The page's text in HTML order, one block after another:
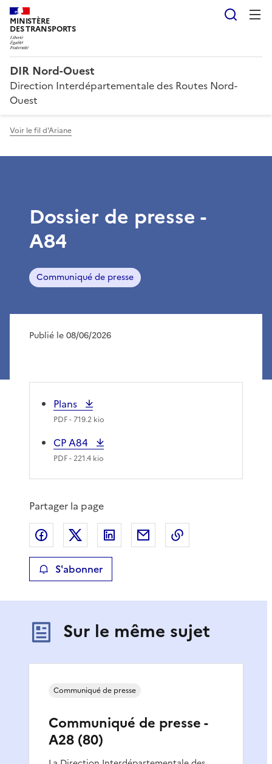
MINISTÈRE
DES TRANSPORTS
DIR Nord-Ouest
Direction Interdépartementale des Routes Nord-
Ouest
Voir le fil d'Ariane
Dossier de presse -
A84
Communiqué de presse
Publié le 08/06/2026
Plans
PDF- 719.2 kio
CP A84
PDF- 221.4 kio
Partager la page
Partager sur Facebook
Partager sur XPartager sur LinkedIn
Partager par email
S'abonner
Sur le même sujet
Communiqué de presse -
A28 (80)
Communiqué de presse